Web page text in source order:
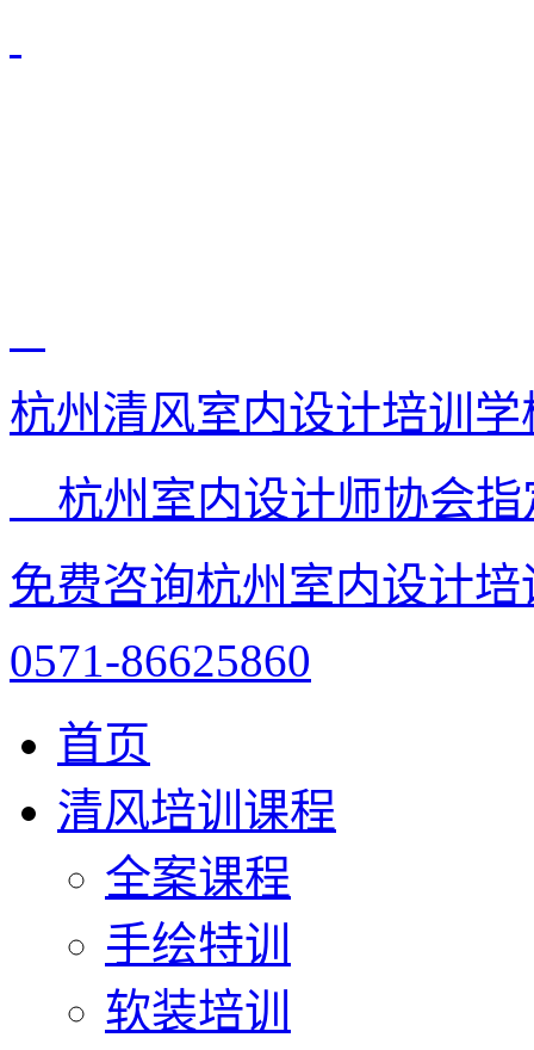
杭州清风室内设计培训学
杭州室内设计师协会
免费咨询杭州室内设计
0571-86625860
首页
清风培训课程
全案课程
手绘特训
软装培训